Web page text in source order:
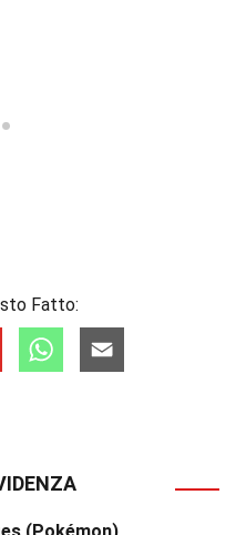
Fatto: